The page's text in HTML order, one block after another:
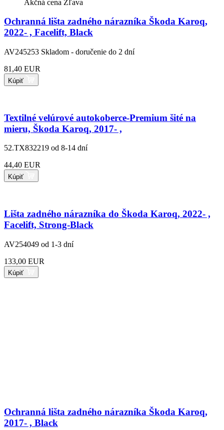
Akčná cena Zľava
Ochranná lišta zadného nárazníka Škoda Karoq,
2022- , Facelift, Black
AV245253 Skladom - doručenie do 2 dní
81,40 EUR
Kúpiť
Textilné velúrové autokoberce-Premium šité na
mieru, Škoda Karoq, 2017- ,
52.TX832219 od 8-14 dní
44,40 EUR
Kúpiť
Lišta zadného nárazníka do Škoda Karoq, 2022- ,
Facelift, Strong-Black
AV254049 od 1-3 dní
133,00 EUR
Kúpiť
Ochranná lišta zadného nárazníka Škoda Karoq,
2017- , Black